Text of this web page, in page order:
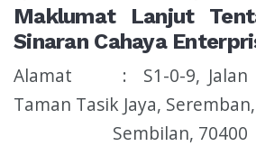
Maklumat Lanjut
Sinaran Cahaya
Alamat : S1-0-9, Jalan
Taman Tasik Jaya,
Sembilan, 70400